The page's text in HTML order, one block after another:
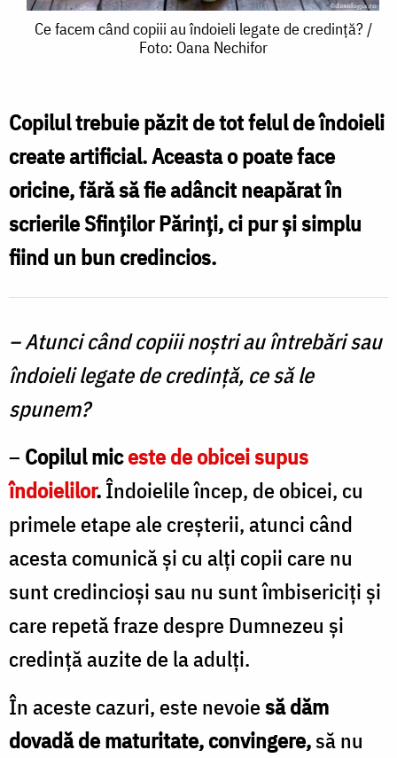
Ce
copiii
au
îndoieli
legate
de
/
Foto:
Oana
Nechifor
Ce facem când copiii au îndoieli legate de credință? /
Foto: Oana Nechifor
Copilul trebuie păzit de tot felul de îndoieli
create artificial. Aceasta o poate face
oricine, fără să fie adâncit neapărat în
scrierile Sfinților Părinți, ci pur și simplu
fiind un bun credincios.
– Atunci când copiii noştri au întrebări sau
îndoieli legate de credinţă, ce să le
spunem?
– Copilul miceste de obicei supus
îndoielilor.Îndoielile încep, de obicei, cu
primele etape ale creşterii, atunci când
acesta comunică şi cu alţi copii care nu
sunt credincioşi sau nu sunt îmbisericiţi şi
care repetă fraze despre Dumnezeu şi
credinţă auzite de la adulţi.
În aceste cazuri, este nevoiesă dăm
dovadă de maturitate, convingere,să nu